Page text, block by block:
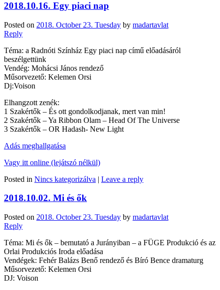
2018.10.16. Egy piaci nap
Posted on 2018. October 23. Tuesday by madartavlat
Reply
Téma: a Radnóti Színház Egy piaci nap című előadásáról
beszélgettünk
Vendég: Mohácsi János rendező
Műsorvezető: Kelemen Orsi
Dj:Voison
Elhangzott zenék:
1 Szakértők – És ott gondolkodjanak, mert van min!
2 Szakértők – Ya Ribbon Olam – Head Of The Universe
3 Szakértők – OR Hadash- New Light
Adás meghallgatása
Vagy itt online (lejátszó nélkül)
Posted in Nincs kategorizálva | Leave a reply
2018.10.02. Mi és ők
Posted on 2018. October 23. Tuesday by madartavlat
Reply
Téma: Mi és ők – bemutató a Jurányiban – a FÜGE Produkció és az
Orlai Produkciós Iroda előadása
Vendégek: Fehér Balázs Benő rendező és Bíró Bence dramaturg
Műsorvezető: Kelemen Orsi
DJ: Voison